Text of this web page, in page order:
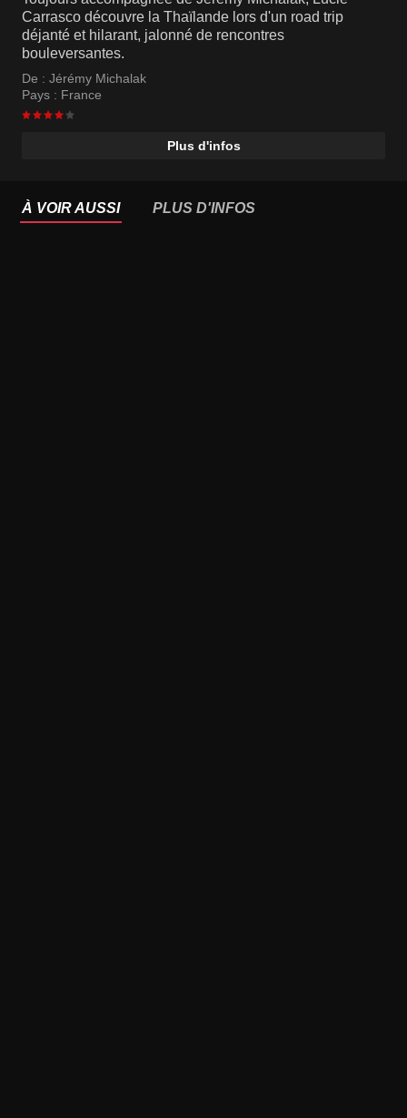
Carrasco découvre la Thaïlande lors d'un road trip
déjanté et hilarant, jalonné de rencontres
bouleversantes.
De : Jérémy Michalak
Pays : France
Plus d'infos
À VOIR AUSSI PLUS D'INFOS